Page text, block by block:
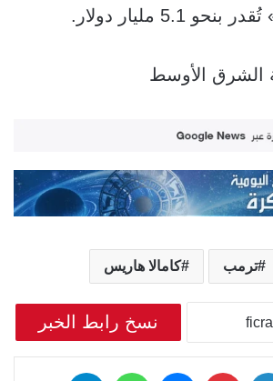
الشرق الأوسط
ترمب كامالا هاريس
نسخ رابط الخبر
لينكدإن بينتيريست
ماسنجر واتساب